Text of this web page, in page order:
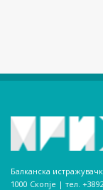
Балканска
1000 Скопје | тел.